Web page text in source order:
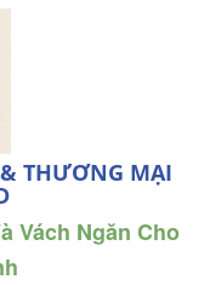
THƯƠNG MẠI
Vách Ngăn Cho